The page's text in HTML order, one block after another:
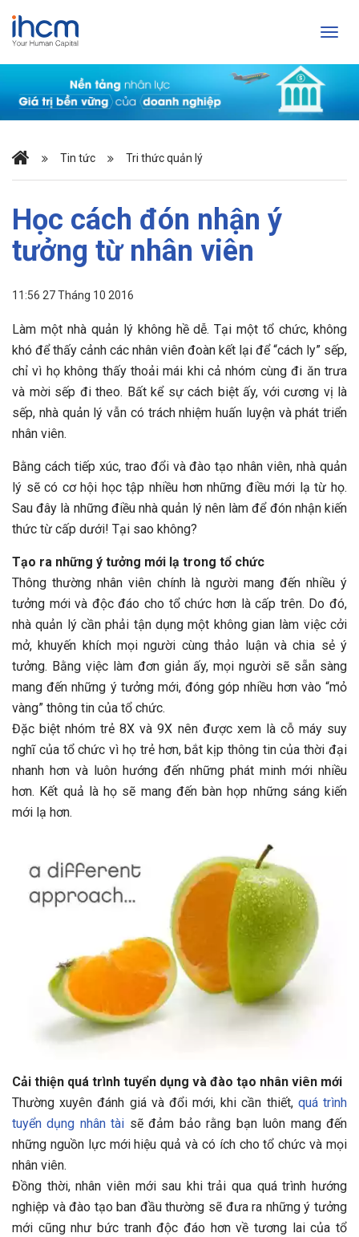
Tin tức Tri thức quản lý
Học cách đón nhận ý
tưởng từ nhân viên
11:56 27 Tháng 10 2016
Làm một nhà quản lý không hề dễ. Tại một tổ chức, không
khó để thấy cảnh các nhân viên đoàn kết lại để “cách ly” sếp,
chỉ vì họ không thấy thoải mái khi cả nhóm cùng đi ăn trưa
và mời sếp đi theo. Bất kể sự cách biệt ấy, với cương vị là
sếp, nhà quản lý vẫn có trách nhiệm huấn luyện và phát triển
nhân viên.
Bằng cách tiếp xúc, trao đổi và đào tạo nhân viên, nhà quản
lý sẽ có cơ hội học tập nhiều hơn những điều mới lạ từ họ.
Sau đây là những điều nhà quản lý nên làm để đón nhận kiến
thức từ cấp dưới! Tại sao không?
Tạo ra những ý tưởng mới lạ trong tổ chức
Thông thường nhân viên chính là người mang đến nhiều ý
tưởng mới và độc đáo cho tổ chức hơn là cấp trên. Do đó,
nhà quản lý cần phải tận dụng một không gian làm việc cởi
mở, khuyến khích mọi người cùng thảo luận và chia sẻ ý
tưởng. Bằng việc làm đơn giản ấy, mọi người sẽ sẵn sàng
mang đến những ý tưởng mới, đóng góp nhiều hơn vào “mỏ
vàng” thông tin của tổ chức.
Đặc biệt nhóm trẻ 8X và 9X nên được xem là cỗ máy suy
nghĩ của tổ chức vì họ trẻ hơn, bắt kịp thông tin của thời đại
nhanh hơn và luôn hướng đến những phát minh mới nhiều
hơn. Kết quả là họ sẽ mang đến bàn họp những sáng kiến
mới lạ hơn.
Cải thiện quá trình tuyển dụng và đào tạo nhân viên mới
Thường xuyên đánh giá và đổi mới, khi cần thiết, quá trình
tuyển dụng nhân tài sẽ đảm bảo rằng bạn luôn mang đến
những nguồn lực mới hiệu quả và có ích cho tổ chức và mọi
nhân viên.
Đồng thời, nhân viên mới sau khi trải qua quá trình hướng
nghiệp và đào tạo ban đầu thường sẽ đưa ra những ý tưởng
mới cũng như bức tranh độc đáo hơn về tương lai của tổ